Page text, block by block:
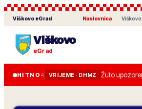
Viškovo eGrad Naslovnica Viškovo
Viškovo
eGrad
HITNO 4 VRIJEME · DHMZ